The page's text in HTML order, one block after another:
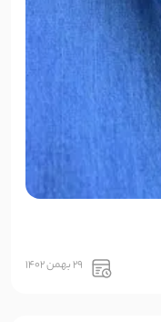
29 بهمن 1402